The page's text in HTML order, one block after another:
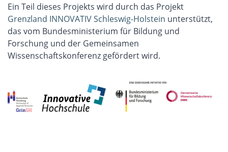
Ein Teil dieses Projekts wird durch das Projekt
Grenzland INNOVATIV Schleswig-Holstein unterstützt,
das vom Bundesministerium für Bildung und
Forschung und der Gemeinsamen
Wissenschaftskonferenz gefördert wird.